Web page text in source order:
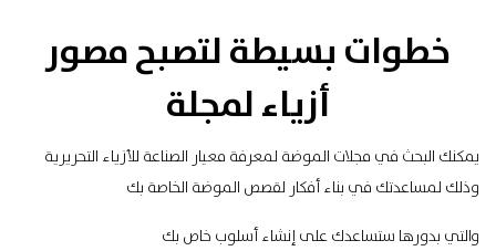
خطوات بسيطة لتصبح مصور
أزياء لمجلة
يمكنك البحث في مجلات الموضة لمعرفة معيار الصناعة للأزياء التحريرية
وذلك لمساعدتك في بناء أفكار لقصص الموضة الخاصة بك
والتي بدورها ستساعدك على إنشاء أسلوب خاص بك